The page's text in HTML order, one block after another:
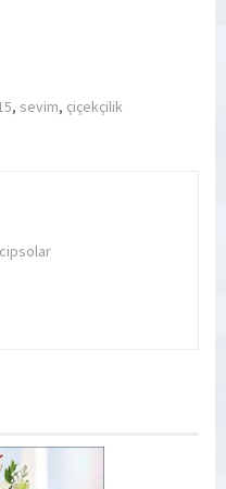
, sevim, çiçekçilik